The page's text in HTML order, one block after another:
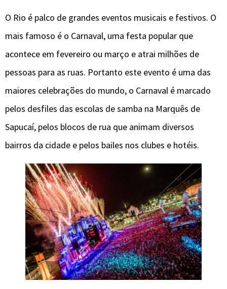
O Rio é palco de grandes eventos musicais e festivos. O
mais famoso é o Carnaval, uma festa popular que
acontece em fevereiro ou março e atrai milhões de
pessoas para as ruas. Portanto este evento é uma das
maiores celebrações do mundo, o Carnaval é marcado
pelos desfiles das escolas de samba na Marquês de
Sapucaí, pelos blocos de rua que animam diversos
bairros da cidade e pelos bailes nos clubes e hotéis.